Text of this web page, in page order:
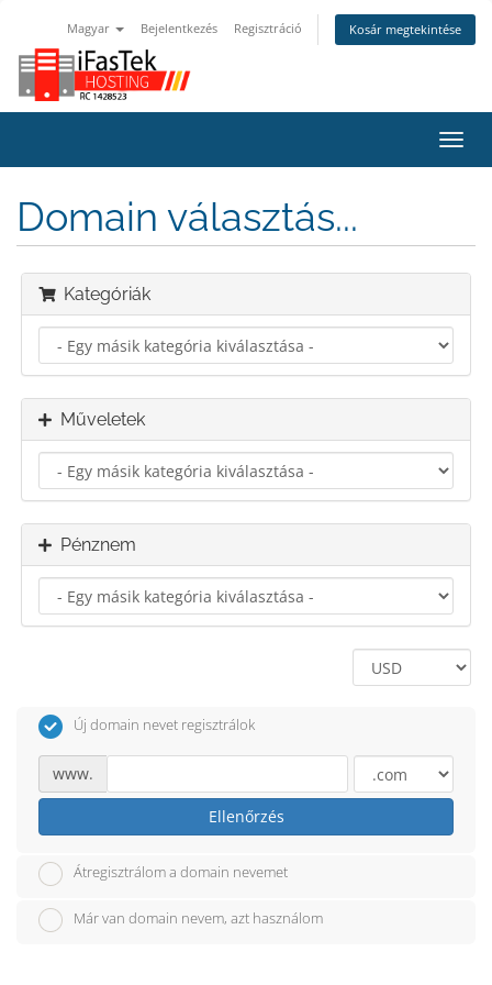
Magyar Bejelentkezés Regisztráció Kosár megtekintése
a
Domain választás...
Kategóriák
Műveletek
Pénznem
Új domain nevet regisztrálok
www.
Ellenőrzés
Átregisztrálom a domain nevemet
Már van domain nevem, azt használom